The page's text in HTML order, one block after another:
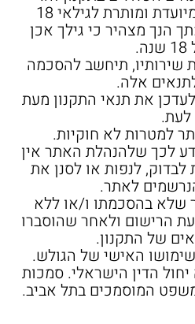
ההרשמה להצעה המיועדת ומותרת לגילאי 18
הנך מצהיר כי גילך אכן
שירותיו, תיחשב להסכמה
אלה.
את תנאי התקנון מעת
לעת.
למטרות לא חוקיות.
לכך שלהנהלת האתר אין
לנפות או לסנן את
לאתר.
שלא בהסכמתו ו/או ללא
הרישום ולאחר שהוסברו
של התקנון.
האישי של הגולש.
הדין הישראלי. סמכות
המוסמכים בתל אביב.